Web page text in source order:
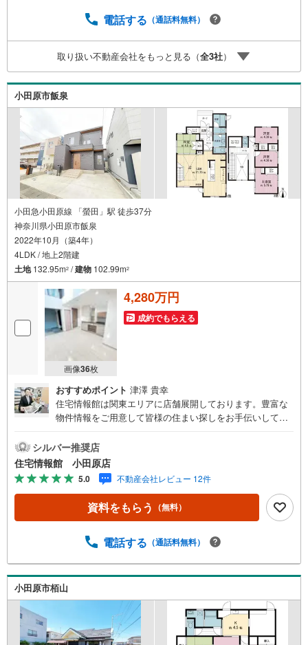
気軽にご相談ください。お客様第一主義をモット-にお引越
実に努めさせて頂きます。住宅情報館にお越し頂けたら、
物件のご紹介だけではなく、お住まいの疑問、不安、お家
の事ならなんでもご相談いただけます。お客様の要望をお
伺いしながら誠心誠意、全力でサポートさせて頂きます。
お客様一人一人に合わせたライフプランのご提案をさせて
いただきます。お気軽にご相談ください。
電話する （通話料無料）
取り扱い不動産会社をもっと見る（全3社）
小田原市飯泉
小田急小田原線 「螢田」駅 徒歩37分
神奈川県小田原市飯泉
2022年10月（築4年）
4LDK / 地上2階建
土地132.95m2 /建物 102.99m2
画像36枚
4,280万円
成約でもらえる
おすすめポイント 津澤 貴幸
住宅情報館は関東エリアに店舗展開しております。豊富な
物件情報をご用意して皆様の住まい探しをお手伝いしてお
さい。住宅ローン相談会も同時開催中無理のない住宅ロー
ンの試算やご購入の際にかかる諸費用の概算も行っており
ます。しっかりとした資金計画のアドバイスをさせて頂き
ますので、お気軽にご相談ください。
シルバー推奨店
住宅情報館 小田原店
5.0 不動産会社レビュー 12件
資料をもらう （無料）
電話する （通話料無料）
小田原市栢山